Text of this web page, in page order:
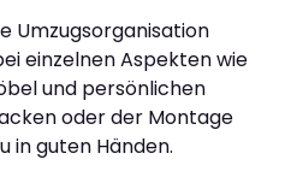
Umzugsorganisation
einzelnen Aspekten wie
und persönlichen
oder der Montage
in guten Händen.